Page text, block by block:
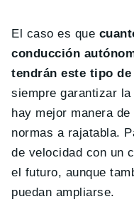
El caso es que
conducción
tendrán este tipo
siempre garantizar
hay mejor manera
normas a rajatabla.
de velocidad con un
el futuro, aunque
puedan ampliarse.